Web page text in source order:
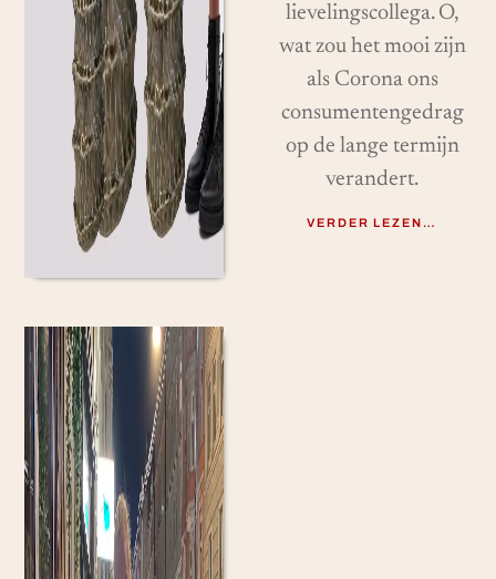
lievelingscollega. O,
wat zou het mooi zijn
als Corona ons
consumentengedrag
op de lange termijn
verandert.
VERDER LEZEN…